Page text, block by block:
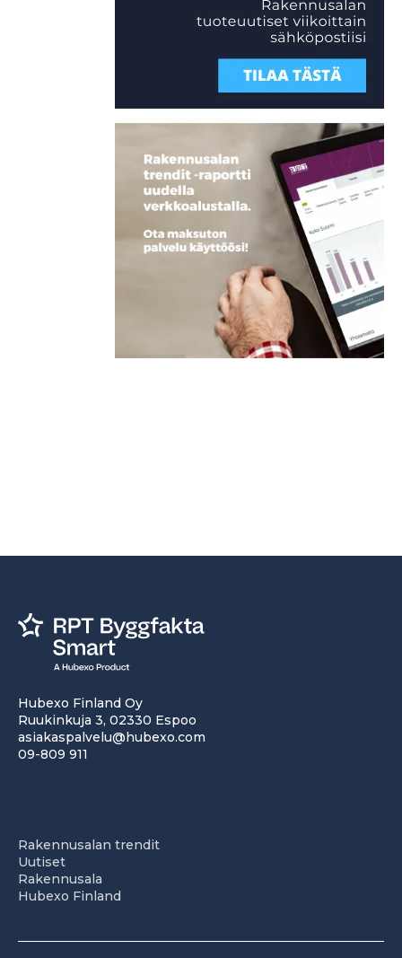
Hubexo Finland Oy
Ruukinkuja 3, 02330 Espoo
asiakaspalvelu@hubexo.com
09-809 911
Rakennusalan trendit
Uutiset
Rakennusala
Hubexo Finland